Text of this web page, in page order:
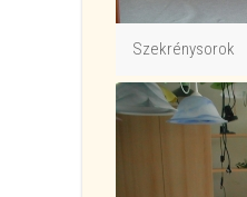
Szekrénysorok